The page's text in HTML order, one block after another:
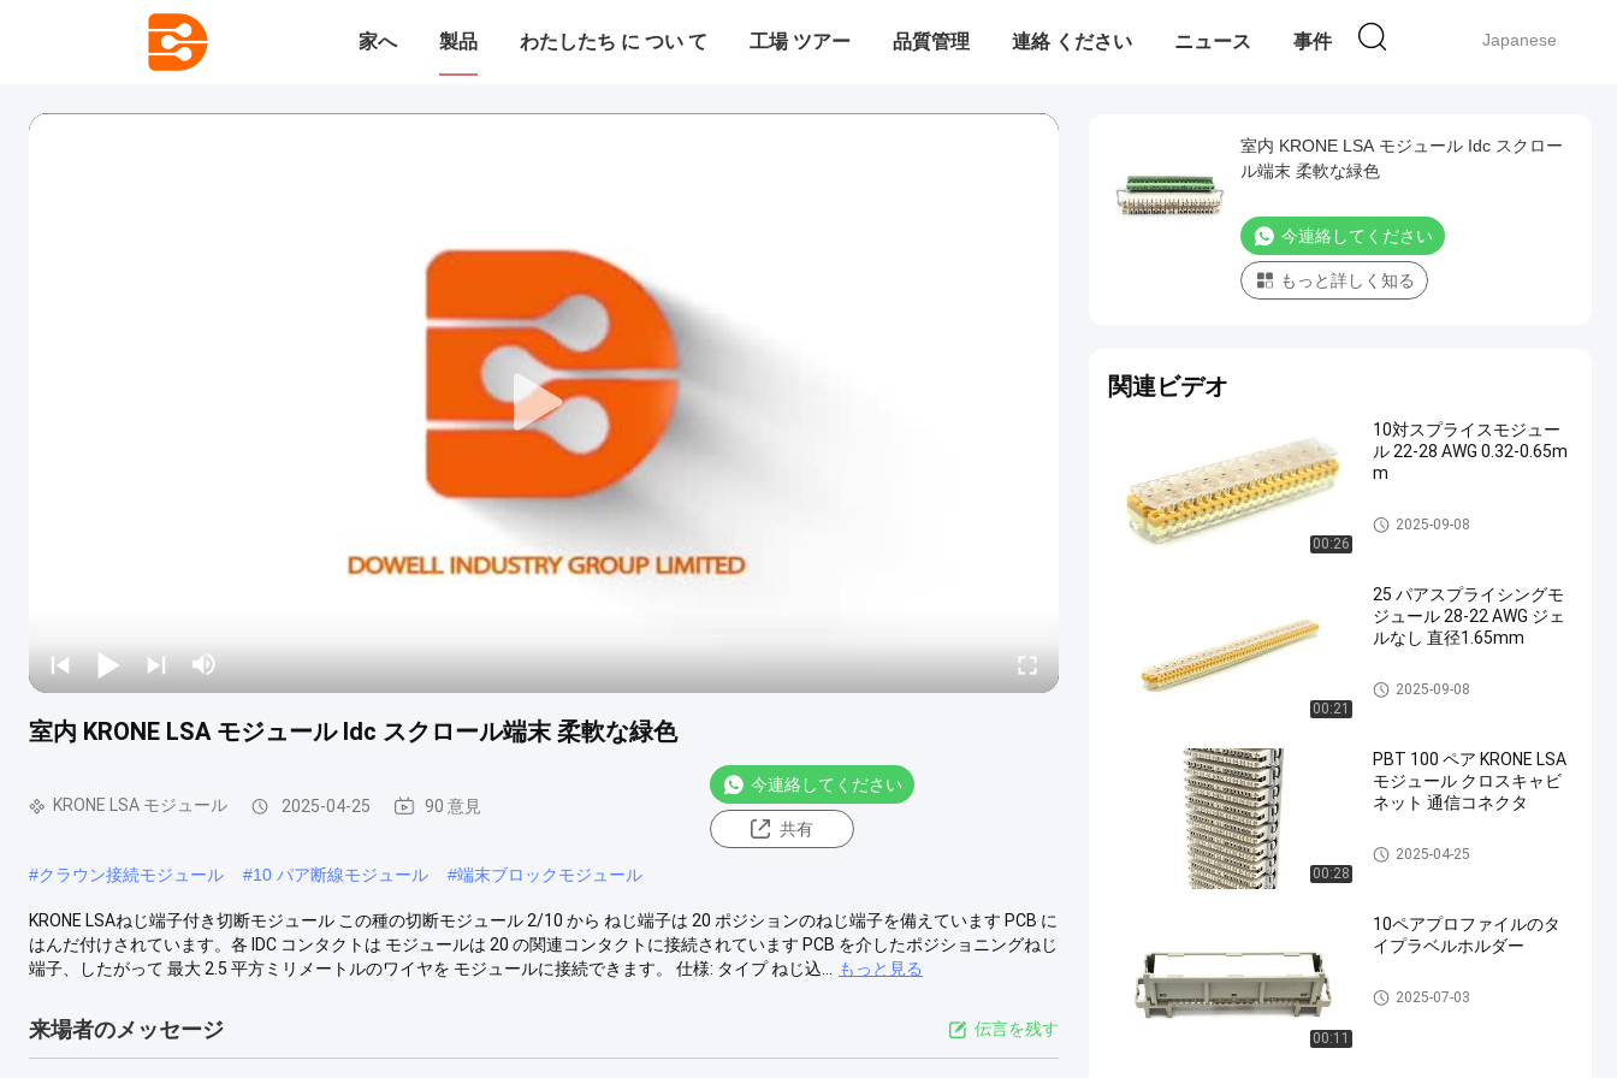
Japanese
家へ 製品 わたしたち に つい て 工場 ツアー 品質管理 連絡 ください ニュース 事件
室内 KRONE LSA モジュール Idc スクロール端末 柔軟な緑色
KRONE LSA モジュール 2025-04-25 90 意見
今連絡してください
共有
#クラウン接続モジュール #10 パア断線モジュール #端末ブロックモジュール
KRONE LSAねじ端子付き切断モジュール この種の切断モジュール 2/10 から ねじ端子は 20 ポジションのねじ端子を備えています PCB に
はんだ付けされています。各 IDC コンタクトは モジュールは 20 の関連コンタクトに接続されています PCB を介したポジショニングねじ
端子、したがって 最大 2.5 平方ミリメートルのワイヤを モジュールに接続できます。 仕様: タイプ ねじ込...
もっと見る
来場者のメッセージ 伝言を残す
室内 KRONE LSA モジュール Idc スクロー
ル端末 柔軟な緑色
今連絡してください
もっと詳しく知る
関連ビデオ
00:26
10対スプライスモジュー
ル 22-28 AWG 0.32-0.65m
m
KRONE LSA モジュール
2025-09-08
00:21
25 パアスプライシングモ
ジュール 28-22 AWG ジェ
ルなし 直径1.65mm
KRONE LSA モジュール
2025-09-08
00:28
PBT 100 ペア KRONE LSA
モジュール クロスキャビ
ネット 通信コネクタ
KRONE LSA モジュール
2025-04-25
00:11
10ペアプロファイルのタ
イプラベルホルダー
KRONE LSA モジュール
2025-07-03